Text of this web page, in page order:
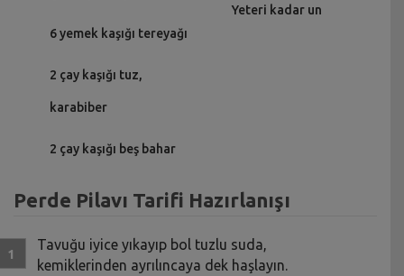
6 yemek kaşığı tereyağı
2 çay kaşığı tuz,
karabiber
2 çay kaşığı beş bahar
Yeteri kadar un
Perde Pilavı Tarifi Hazırlanışı
Tavuğu iyice yıkayıp bol tuzlu suda,
kemiklerinden ayrılıncaya dek haşlayın.